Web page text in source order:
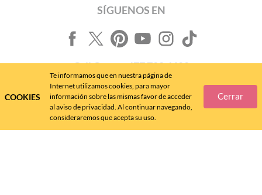
COOKIES
Te informamos que en nuestra página de
Internet utilizamos cookies, para mayor
información sobre las mismas favor de acceder
al aviso de privacidad. Al continuar navegando,
consideraremos que acepta su uso.
Cerrar
SÍGUENOS EN
CallCenter477 788 4600